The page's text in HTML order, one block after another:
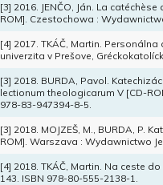
[3] 2016. JENČO, Ján. La
ROM]. Czestochowa :
[4] 2017. TKÁČ, Martin.
univerzita v Prešove,
[3] 2018. BURDA, Pavol.
lectionum theologicarum V [CD-
978-83-947394-8-5.
[3] 2018. MOJZEŠ, M., BURDA, P.
ROM]. Warszava : Wydawnictwo
[4] 2018. TKÁČ, Martin. Na ceste
143. ISBN 978-80-555-2138-1.